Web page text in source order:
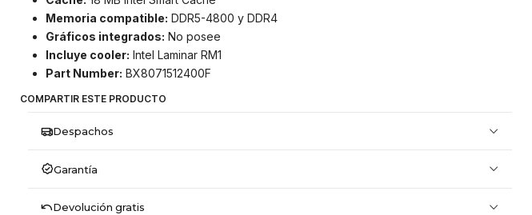
Memoria compatible: DDR5-4800 y DDR4
Gráficos integrados: No posee
Incluye cooler: Intel Laminar RM1
Part Number: BX8071512400F
COMPARTIR ESTE PRODUCTO
Despachos
Garantía
Devolución gratis